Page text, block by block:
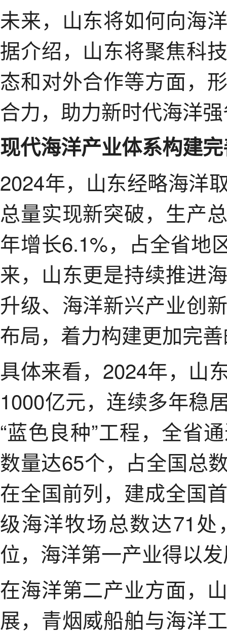
未来，山东将如何向海
据介绍，山东将聚焦科
态和对外合作等方面，
合力，助力新时代海洋
现代海洋产业体系构建
2024年，山东经略海洋
总量实现新突破，生产
年增长6.1%，占全省地
来，山东更是持续推进
升级、海洋新兴产业创
布局，着力构建更加完
具体来看，2024年，山
1000亿元，连续多年稳
“蓝色良种”工程，全省
数量达65个，占全国总
在全国前列，建成全国
级海洋牧场总数达71
位，海洋第一产业得以
在海洋第二产业方面，
展，青烟威船舶与海洋